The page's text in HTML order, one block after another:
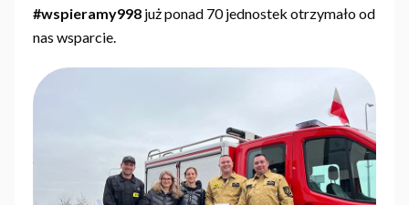
#wspieramy998 już ponad 70 jednostek otrzymało od
nas wsparcie.